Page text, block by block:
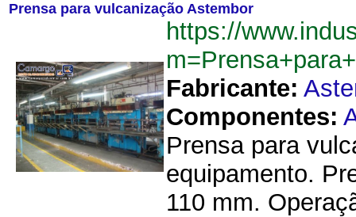
Prensa para vulcanização Astembor
https://
Fabricante:
Componentes:
Prensa para
equipamento.
110 mm.